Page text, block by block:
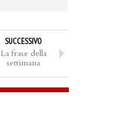
SUCCESSIVO
La frase della
settimana